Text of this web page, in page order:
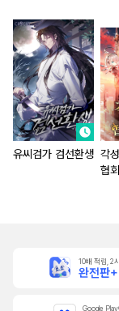
유씨검가 검선환생 각
협
10배 적립, 2
완전판+
Google Play